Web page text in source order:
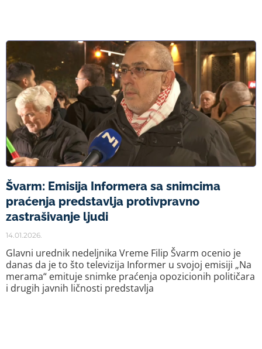
Švarm: Emisija Informera sa snimcima
praćenja predstavlja protivpravno
zastrašivanje ljudi
14.01.2026.
Glavni urednik nedeljnika Vreme Filip Švarm ocenio je
danas da je to što televizija Informer u svojoj emisiji „Na
merama“ emituje snimke praćenja opozicionih političara
i drugih javnih ličnosti predstavlja